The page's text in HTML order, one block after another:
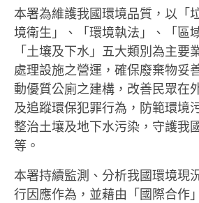
本署為維護我國環境品質，以「
境衛生」、「環境執法」、「區
「土壤及下水」五大類別為主要
處理設施之營運，確保廢棄物妥
動優質公廁之建構，改善民眾在
及追蹤環保犯罪行為，防範環境
整治土壤及地下水污染，守護我
等。
本署持續監測、分析我國環境現
行因應作為，並藉由「國際合作